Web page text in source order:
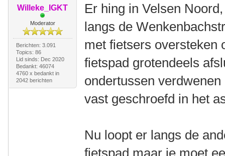
Willeke_IGKT
Moderator
Berichten: 3.091
Topics: 86
Lid sinds: Dec 2020
Bedankt: 46074
4760 x bedankt in
2042 berichten
Er hing in Velsen
langs de
met fietsers oversteken
fietspad grotendeels
ondertussen
vast geschroefd in het
Nu loopt er langs de
fietspad maar je moet